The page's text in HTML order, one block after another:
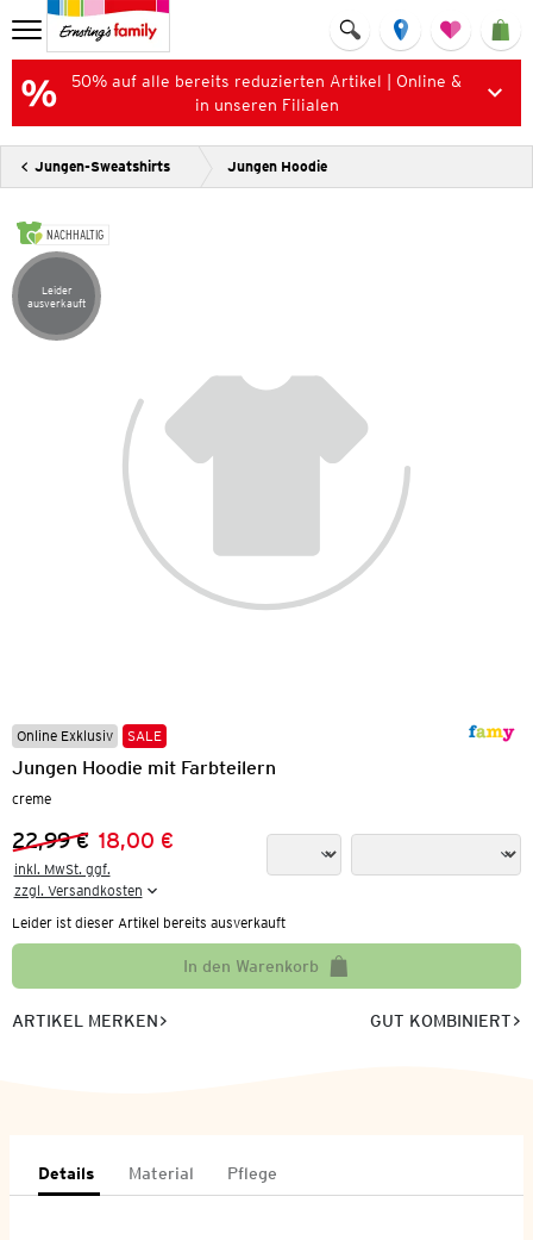
50% auf alle bereits reduzierten Artikel | Online &
in unseren Filialen
Jungen-Sweatshirts Jungen Hoodie
NACHHALTIG
Artikel leider ausverkauft
Leider
ausverkauft
Online Exklusiv SALE
Jungen Hoodie mit Farbteilern
creme
Vorheriger Preis:
22,99 €
Neuer Preis:18,00 €
inkl. MwSt. ggf.
zzgl. Versandkosten
Leider ist dieser Artikel bereits ausverkauft
In den Warenkorb
ARTIKEL MERKEN GUT KOMBINIERT
Details Material Pflege